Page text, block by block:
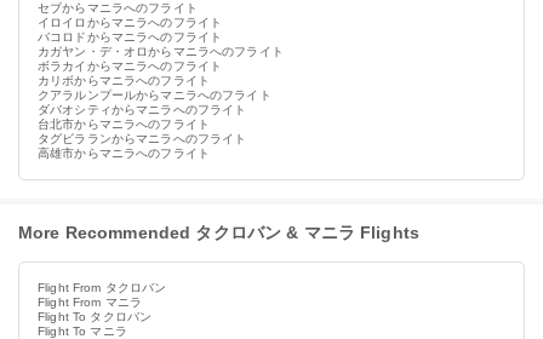
セブからマニラへのフライト
イロイロからマニラへのフライト
バコロドからマニラへのフライト
カガヤン・デ・オロからマニラへのフライト
ボラカイからマニラへのフライト
カリボからマニラへのフライト
クアラルンプールからマニラへのフライト
ダバオシティからマニラへのフライト
台北市からマニラへのフライト
タグビラランからマニラへのフライト
高雄市からマニラへのフライト
More Recommended タクロバン & マニラ Flights
Flight From タクロバン
Flight From マニラ
Flight To タクロバン
Flight To マニラ